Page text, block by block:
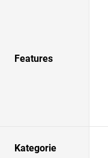
Features
Kategorie